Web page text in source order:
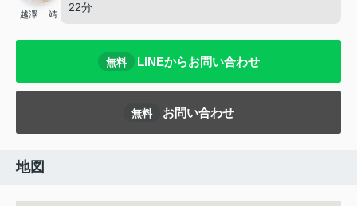
越澤 靖
22分
無料 LINEからお問い合わせ
無料 お問い合わせ
地図